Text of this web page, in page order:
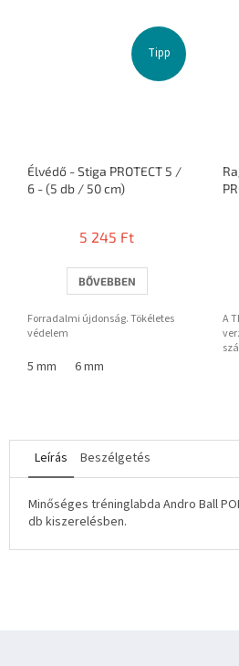
Tipp
Élvédő - Stiga PROTECT 5 /
6 - (5 db / 50 cm)
5 245 Ft
BŐVEBBEN
Forradalmi újdonság. Tökéletes
védelem
5 mm 6 mm
A
Leírás Beszélgetés
Minőséges tréninglabda Andro Ball
db kiszerelésben.